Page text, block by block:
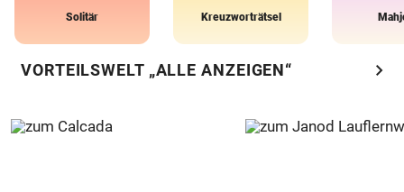
Solitär Kreuzworträtsel
VORTEILSWELT „ALLE ANZEIGEN“ chevron_right